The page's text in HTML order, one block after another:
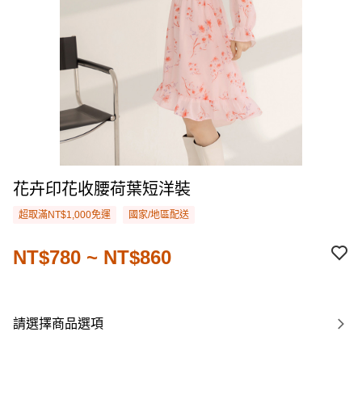
花卉印花收腰荷葉短洋裝
超取滿NT$1,000免運 國家/地區配送
NT$780 ~ NT$860
請選擇商品選項